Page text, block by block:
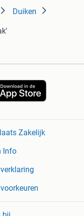
Duiken
Zakelijk
Info